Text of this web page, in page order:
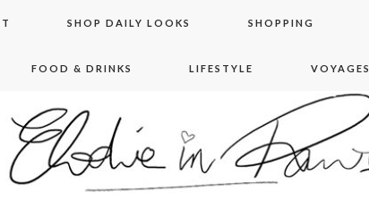
SHOP DAILY LOOKS SHOPPING
FOOD & DRINKS LIFESTYLE VOYAGES
in paris